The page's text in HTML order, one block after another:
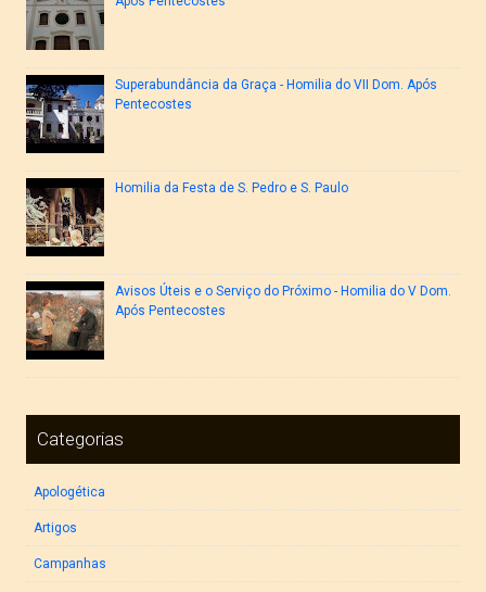
Superabundância da Graça - Homilia do VII Dom. Após
Pentecostes
Homilia da Festa de S. Pedro e S. Paulo
Avisos Úteis e o Serviço do Próximo - Homilia do V Dom.
Após Pentecostes
Categorias
Apologética
Artigos
Campanhas